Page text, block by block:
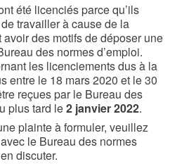
été licenciés parce qu’ils
travailler à cause de la
des motifs de déposer une
des normes d’emploi.
les licenciements dus à la
entre le 18 mars 2020 et le 30
reçues par le Bureau des
plus tard le2 janvier 2022.
plainte à formuler, veuillez
le Bureau des normes
discuter.